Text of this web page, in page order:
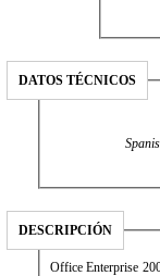
DATOS TÉCNICOS
DESCRIPCIÓN
Office Enterprise